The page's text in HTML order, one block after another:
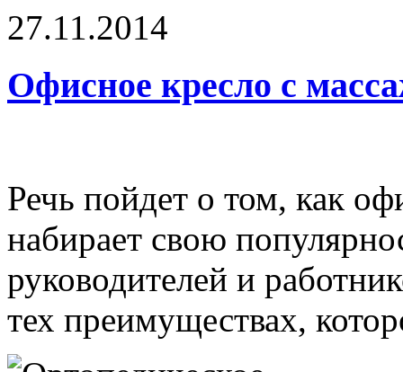
27.11.2014
Офисное кресло с
Речь пойдет о том, как
набирает свою
руководителей и
тех преимуществах,